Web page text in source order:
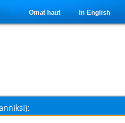
Omat haut In English